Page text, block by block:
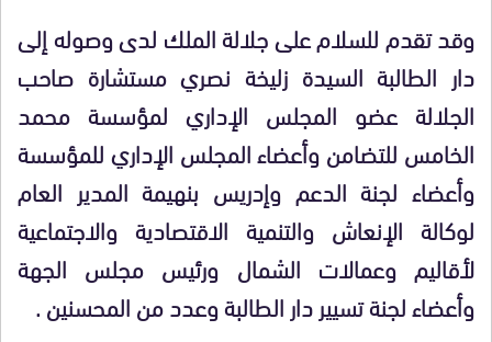
وقد تقدم للسلام على جلالة الملك لدى وصوله إلى
دار الطالبة السيدة زليخة نصري مستشارة صاحب
الجلالة عضو المجلس الإداري لمؤسسة محمد
الخامس للتضامن وأعضاء المجلس الإداري للمؤسسة
وأعضاء لجنة الدعم وإدريس بنهيمة المدير العام
لوكالة الإنعاش والتنمية الاقتصادية والاجتماعية
لأقاليم وعمالات الشمال ورئيس مجلس الجهة
وأعضاء لجنة تسيير دار الطالبة وعدد من المحسنين .